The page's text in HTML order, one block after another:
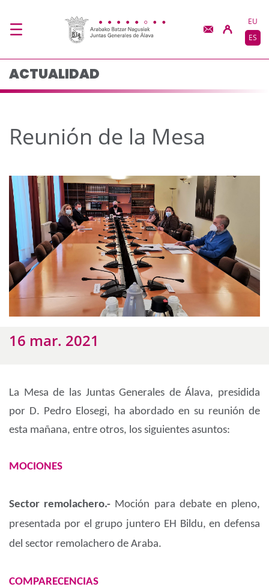
Reunión de la Mesa -
EU
ES
ACTUALIDAD
Reunión de la Mesa
16 mar. 2021
La Mesa de las Juntas Generales de Álava, presidida
por D. Pedro Elosegi, ha abordado en su reunión de
esta mañana, entre otros, los siguientes asuntos:
MOCIONES
Sector remolachero.- Moción para debate en pleno,
presentada por el grupo juntero EH Bildu, en defensa
del sector remolachero de Araba.
COMPARECENCIAS